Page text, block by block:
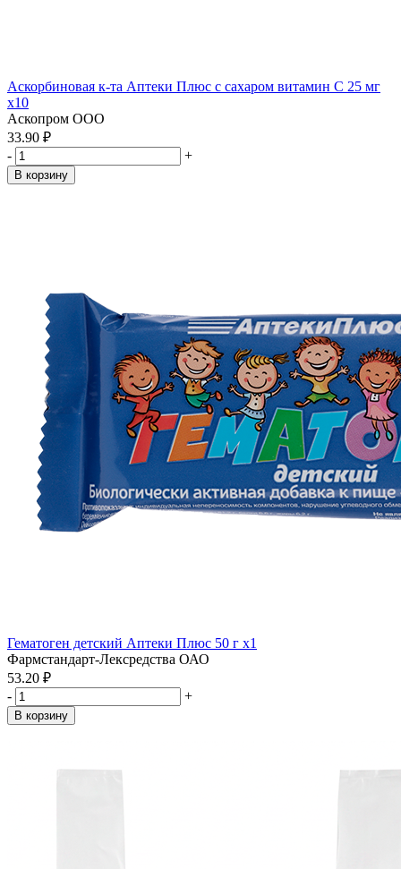
Аскорбиновая к-та Аптеки Плюс с сахаром витамин С 25 мг
x10
Аскопром ООО
33.90 ₽
-
+
В корзину
Гематоген детский Аптеки Плюс 50 г x1
Фармстандарт-Лексредства ОАО
53.20 ₽
-
+
В корзину